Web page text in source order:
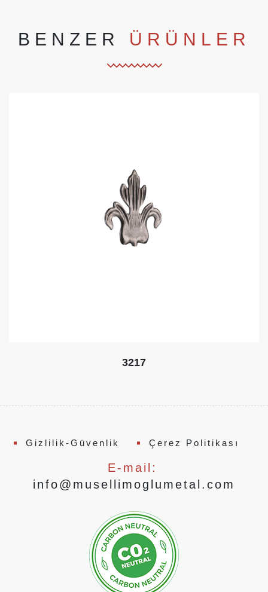
BENZER ÜRÜNLER
3217
Gizlilik-Güvenlik Çerez Politikası
E-mail:
info@musellimoglumetal.com